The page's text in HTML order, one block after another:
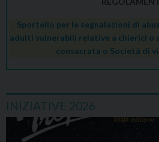
Sportello per le segnalazioni di
adulti vulnerabili relative a chierici
consacrata o Società di
INIZIATIVE 2026